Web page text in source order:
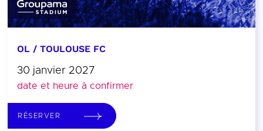
OL / TOULOUSE FC
30 janvier 2027
date et heure à confirmer
RÉSERVER